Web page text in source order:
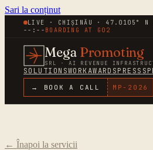
Sari la conținut
LIVE · CHIȘINĂU · 47.0105°
--:-- BOARDING AT G02
Mega Promoting
SRL · AI REVENUE
SOLUTIONSWORKAWARDSPRESS
→ BOOK A CALL MP- 2026
← Înapoi la servicii